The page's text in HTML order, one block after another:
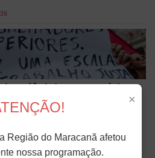
debatem saúde
de gênero e
6×1 e Redução da
publicou mais três textos
×
Região do Maracanã afetou
nossa programação.